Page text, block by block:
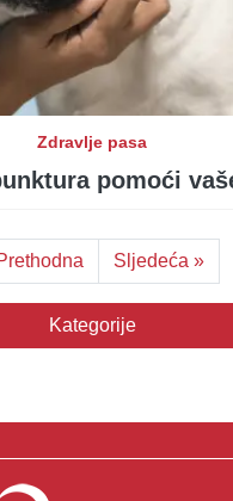
Zdravlje pasa
pomoći
Sljedeća »
Kategorije